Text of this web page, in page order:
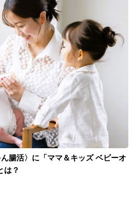
腸活〉に「ママ＆キッズ ベビーオ
は？